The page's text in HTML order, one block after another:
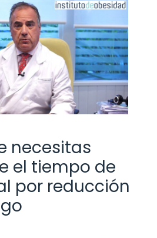
necesitas
el tiempo de
por reducción